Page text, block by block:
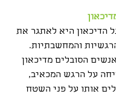
הדיכאון היא לאתגר את
והמחשבתיות.
הסובלים מדיכאון
על הרגש המכאיב,
אותו על פני השטח